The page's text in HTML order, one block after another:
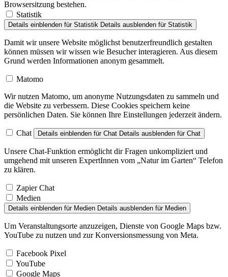
Browsersitzung bestehen.
Statistik
Details einblenden für Statistik Details ausblenden für Statistik
Damit wir unsere Website möglichst benutzerfreundlich gestalten
können müssen wir wissen wie Besucher interagieren. Aus diesem
Grund werden Informationen anonym gesammelt.
Matomo
Wir nutzen Matomo, um anonyme Nutzungsdaten zu sammeln und
die Website zu verbessern. Diese Cookies speichern keine
persönlichen Daten. Sie können Ihre Einstellungen jederzeit ändern.
Chat Details einblenden für Chat Details ausblenden für Chat
Unsere Chat-Funktion ermöglicht dir Fragen unkompliziert und
umgehend mit unseren ExpertInnen vom „Natur im Garten“ Telefon
zu klären.
Zapier Chat
Medien
Details einblenden für Medien Details ausblenden für Medien
Um Veranstaltungsorte anzuzeigen, Dienste von Google Maps bzw.
YouTube zu nutzen und zur Konversionsmessung von Meta.
Facebook Pixel
YouTube
Google Maps